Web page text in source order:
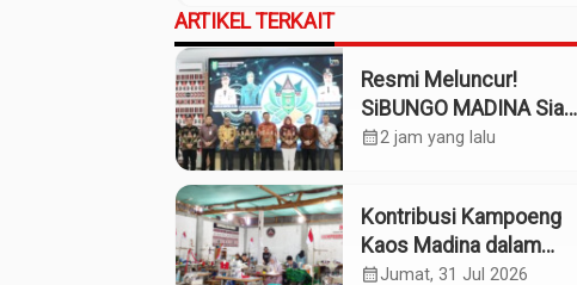
ARTIKEL TERKAIT
Resmi Meluncur!
SiBUNGO MADINA Siap
Optimalkan Pendapatan
calendar_month2 jam yang lalu
Kontribusi Kampoeng
Kaos Madina dalam
Industri Budaya dan
calendar_monthJumat, 31 Jul 2026